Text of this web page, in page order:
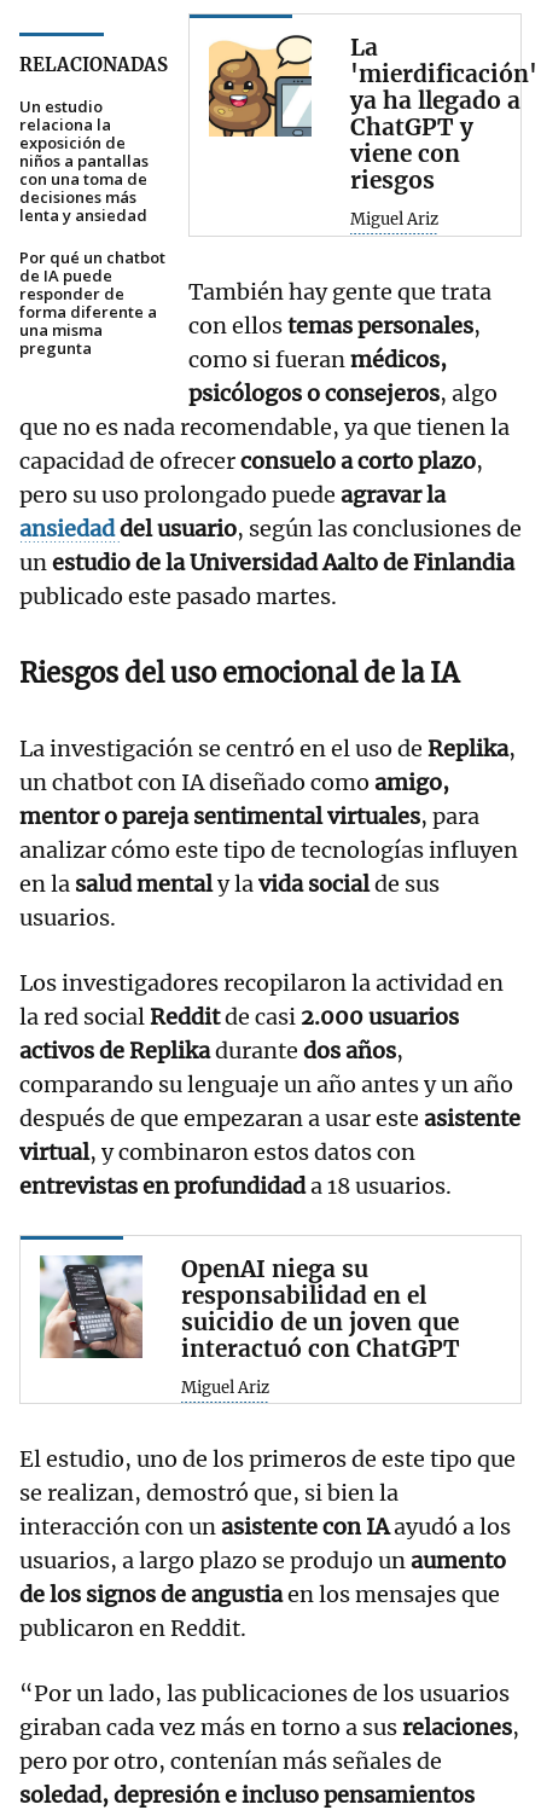
RELACIONADAS
Un estudio
relaciona la
exposición de
niños a pantallas
con una toma de
decisiones más
lenta y ansiedad
Por qué un chatbot
de IA puede
responder de
forma diferente a
una misma
pregunta
La
'mierdificación'
ya ha llegado a
ChatGPT y
viene con
riesgos
Miguel Ariz
También hay gente que trata
con ellostemas personales,
como si fueranmédicos,
psicólogos o consejeros, algo
que no es nada recomendable, ya que tienen la
capacidad de ofrecerconsuelo a corto plazo,
pero su uso prolongado puede agravar la
ansiedaddel usuario, según las conclusiones de
unestudio de la Universidad Aalto de Finlandia
publicado este pasado martes.
Riesgos del uso emocional de la IA
La investigación se centró en el uso de Replika,
un chatbot con IA diseñado como amigo,
mentor o pareja sentimental virtuales, para
analizar cómo este tipo de tecnologías influyen
en la salud mentaly lavida socialde sus
usuarios.
Los investigadores recopilaron la actividad en
la red socialRedditde casi 2.000 usuarios
activos de Replikadurante dos años,
comparando su lenguaje un año antes y un año
después de que empezaran a usar este asistente
virtual, y combinaron estos datos con
entrevistas en profundidada 18 usuarios.
OpenAI niega su
responsabilidad en el
suicidio de un joven que
interactuó con ChatGPT
Miguel Ariz
El estudio, uno de los primeros de este tipo que
se realizan, demostró que, si bien la
interacción con unasistente con IAayudó a los
usuarios, a largo plazo se produjo unaumento
de los signos de angustiaen los mensajes que
publicaron en Reddit.
“Por un lado, las publicaciones de los usuarios
giraban cada vez más en torno a susrelaciones,
pero por otro, contenían más señales de
soledad, depresión e incluso pensamientos